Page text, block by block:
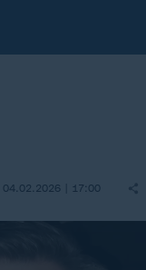
04.02.2026 | 17:00